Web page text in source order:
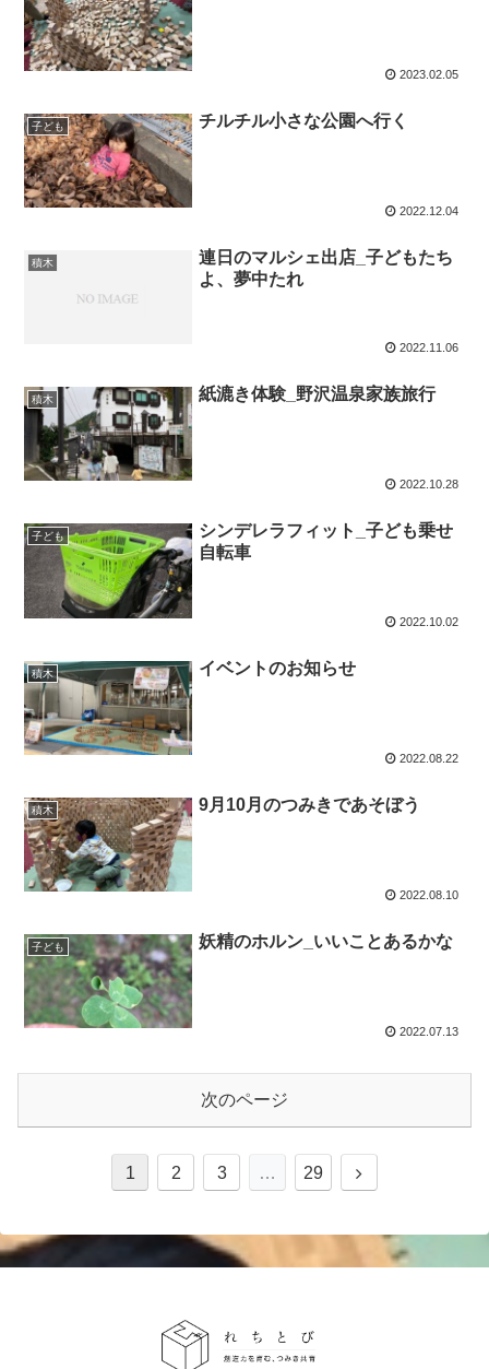
2023.02.05
子ども チルチル小さな公園へ行く
2022.12.04
積木
連日のマルシェ出店_子どもたち
よ、夢中たれ
2022.11.06
積木 紙漉き体験_野沢温泉家族旅行
2022.10.28
子ども
シンデレラフィット_子ども乗せ
自転車
2022.10.02
積木 イベントのお知らせ
2022.08.22
積木 9月10月のつみきであそぼう
2022.08.10
子ども 妖精のホルン_いいことあるかな
2022.07.13
次のページ
1 2 3 … 29
次